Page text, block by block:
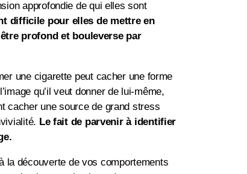
approfondie de qui elles sont
difficile pour elles de mettre en
profond et bouleverse par
une cigarette peut cacher une forme
qu’il veut donner de lui-même,
cacher une source de grand stress
Le fait de parvenir à identifier
la découverte de vos comportements